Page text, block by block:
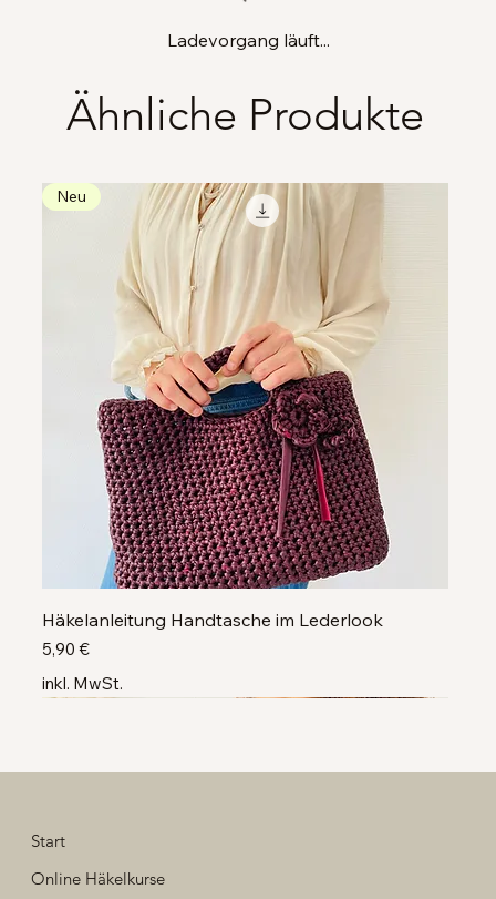
Ladevorgang läuft...
Ähnliche Produkte
Neu
Häkelanleitung Handtasche im Lederlook
Preis
5,90 €
inkl. MwSt.
Start
Online Häkelkurse